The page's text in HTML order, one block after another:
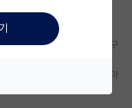
리를 어긴 죄인이 아니라 연구
리를 어긴 약탈적 학술지가 아